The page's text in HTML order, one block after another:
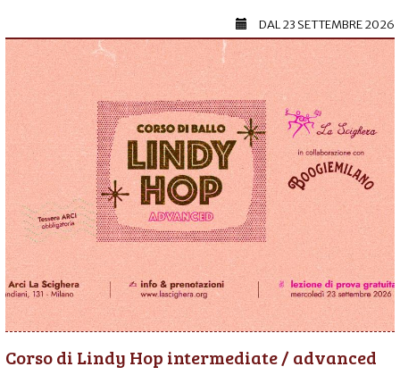
DAL23 SETTEMBRE 2026
Corso di Lindy Hop intermediate / advanced